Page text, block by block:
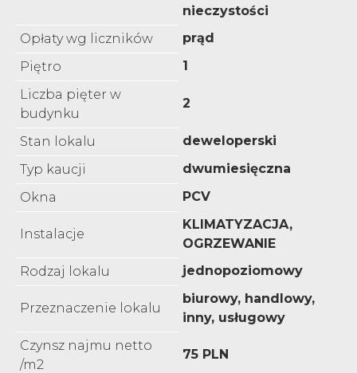
nieczystości
Opłaty wg liczników
prąd
Piętro
1
Liczba pięter w
budynku
2
Stan lokalu
deweloperski
Typ kaucji
dwumiesięczna
Okna
PCV
Instalacje
KLIMATYZACJA,
OGRZEWANIE
Rodzaj lokalu
jednopoziomowy
Przeznaczenie lokalu
biurowy, handlowy,
inny, usługowy
Czynsz najmu netto
/m2
75 PLN